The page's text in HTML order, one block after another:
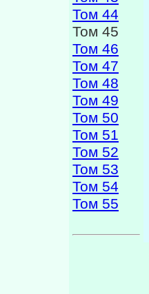
Том 44
Том 45
Том 46
Том 47
Том 48
Том 49
Том 50
Том 51
Том 52
Том 53
Том 54
Том 55